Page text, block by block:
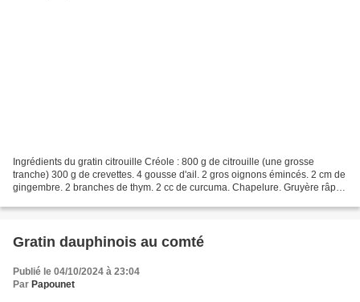
Ingrédients du gratin citrouille Créole : 800 g de citrouille (une grosse
tranche) 300 g de crevettes. 4 gousse d'ail. 2 gros oignons émincés. 2 cm de
gingembre. 2 branches de thym. 2 cc de curcuma. Chapelure. Gruyère râpé.
Gratin dauphinois au comté
Publié le 04/10/2024 à 23:04
Par Papounet